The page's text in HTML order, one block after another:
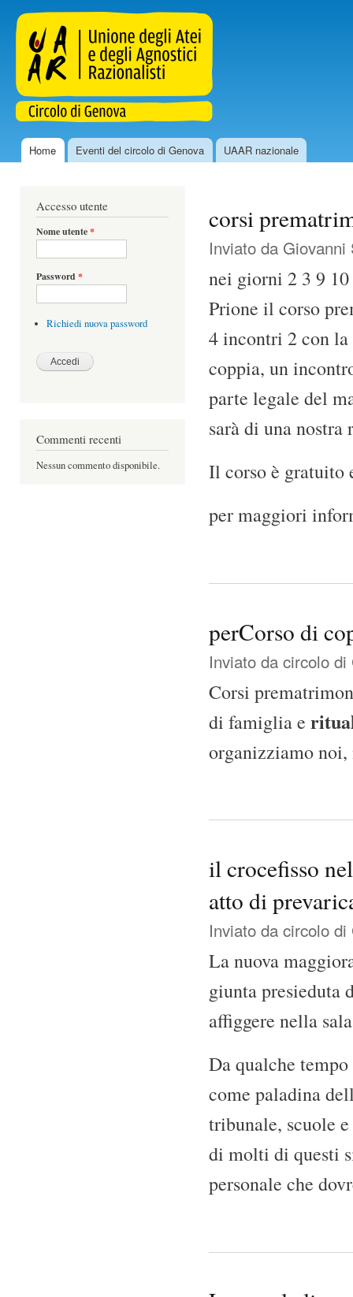
uaar.genova.it
Menu principale
Home Eventi del circolo di Genova UAAR nazionale
Accesso utente
Nome utente*
Password *
Richiedi nuova password
Commenti recenti
Nessun commento disponibile.
corsi
Inviato da Giovanni
nei giorni 2 3 9
Prione il corso
4 incontri 2 con
coppia, un
parte legale del
sarà di una
Il corso è gratuito
per maggiori
perCorso di
Inviato da circolo di
Corsi
di famiglia e
organizziamo
il crocefisso
atto di
Inviato da circolo di
La nuova
giunta presieduta
affiggere nella
Da qualche
come paladina
tribunale, scuole
di molti di questi
personale che